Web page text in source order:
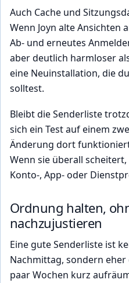
Auch Cache und
Wenn Joyn alte Ansichten
Ab- und erneutes
aber deutlich harmloser
eine Neuinstallation, die
solltest.
Bleibt die Senderliste
sich ein Test auf einem
Änderung dort
Wenn sie überall
Konto-, App- oder
Ordnung halten,
nachzujustieren
Eine gute Senderliste ist
Nachmittag, sondern eher
paar Wochen kurz